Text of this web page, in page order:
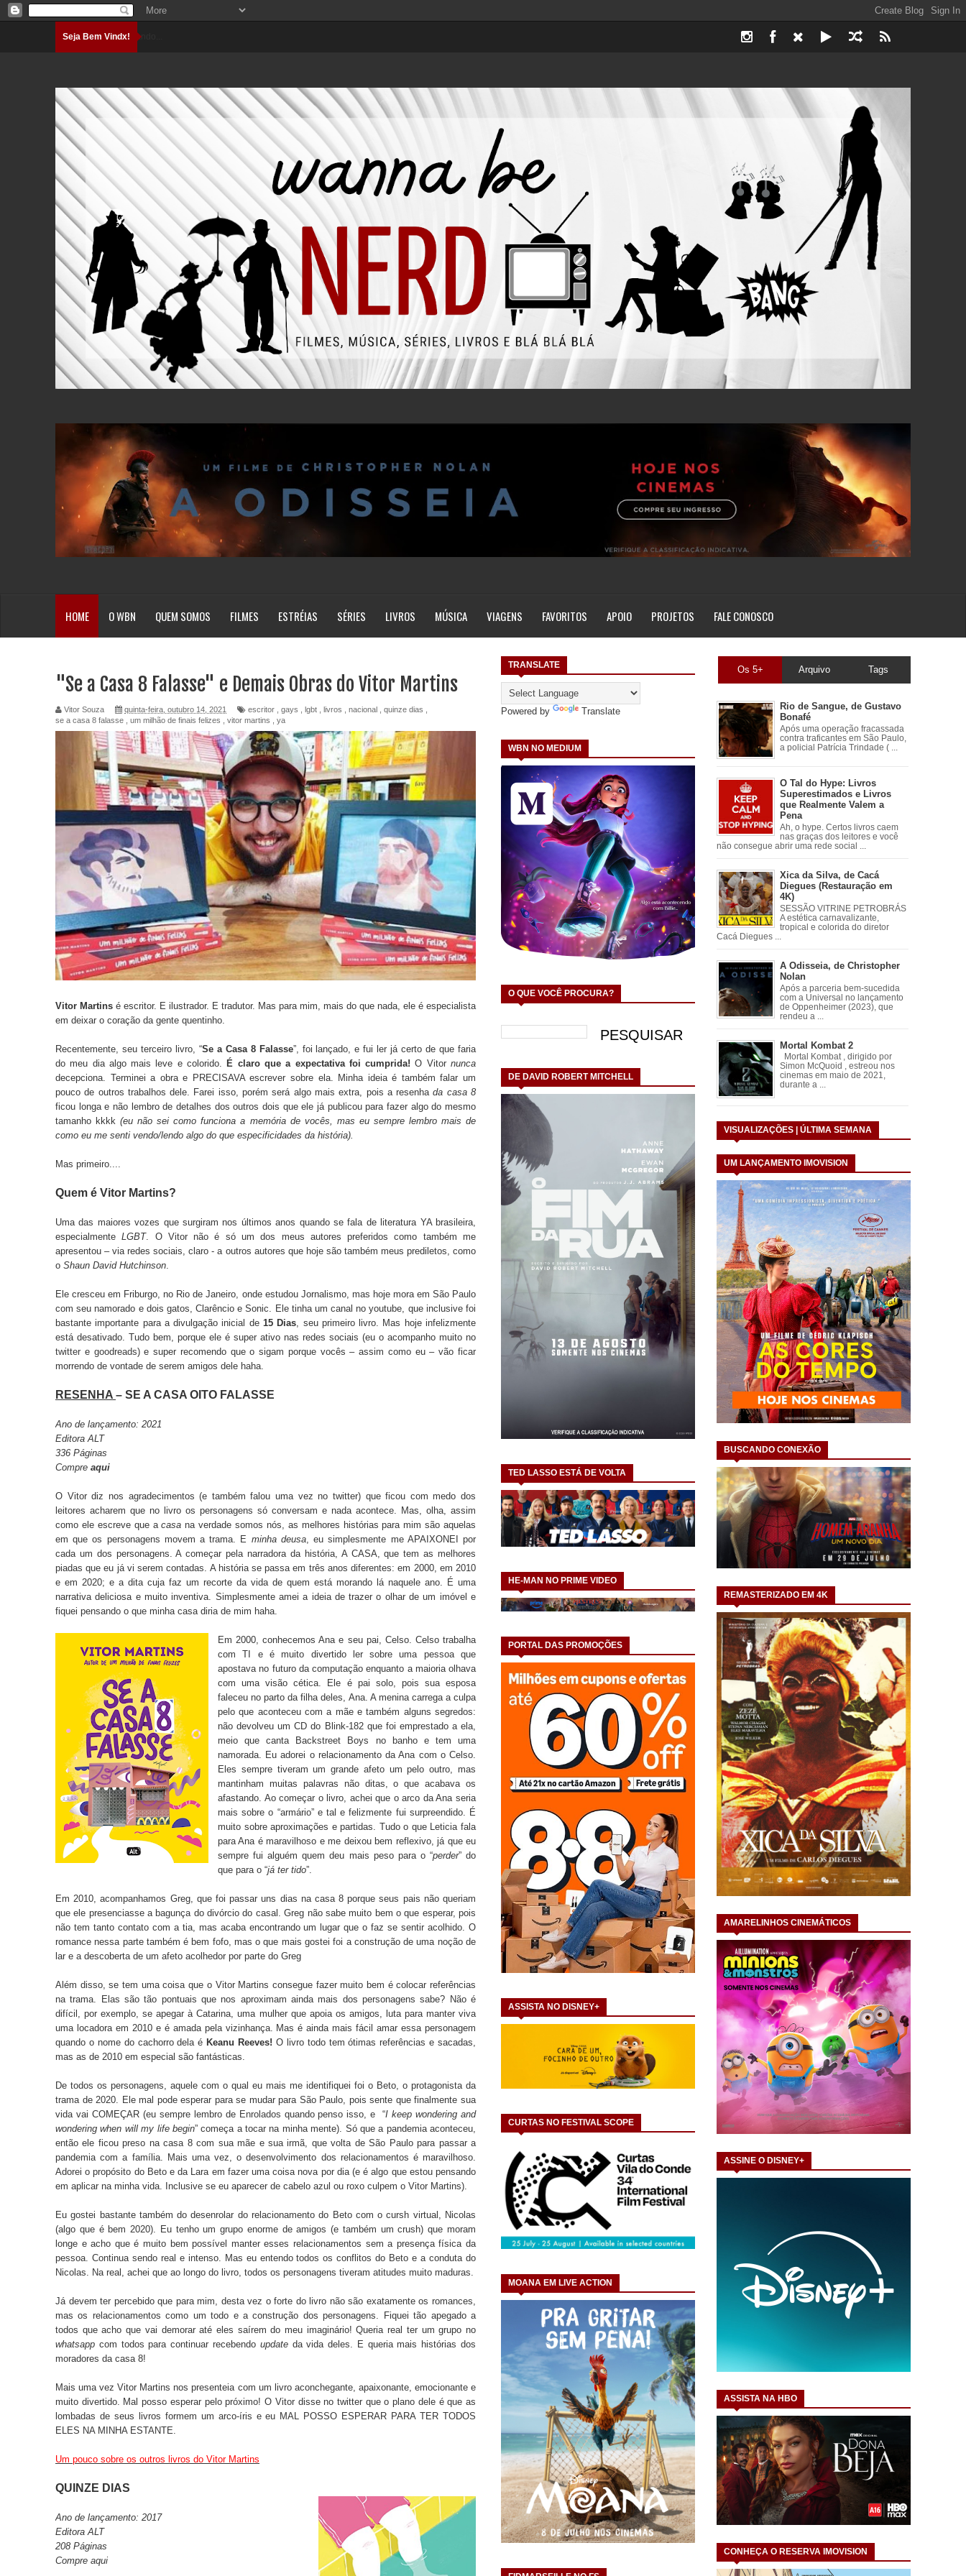
Seja Bem Vindx!Carregando...
HOME O WBN QUEM SOMOS FILMES ESTRÉIAS SÉRIES LIVROS MÚSICA VIAGENS FAVORITOS APOIO PROJETOS FALE CONOSCO
TRANSLATE
Powered by Translate
WBN NO MEDIUM
O QUE VOCÊ PROCURA?
DE DAVID ROBERT MITCHELL
TED LASSO ESTÁ DE VOLTA
HE-MAN NO PRIME VIDEO
PORTAL DAS PROMOÇÕES
ASSISTA NO DISNEY+
CURTAS NO FESTIVAL SCOPE
MOANA EM LIVE ACTION
"Se a Casa 8 Falasse" e Demais Obras do Vitor Martins
Vitor Souza quinta-feira, outubro 14, 2021 escritor , gays , lgbt , livros , nacional , quinze dias ,
se a casa 8 falasse , um milhão de finais felizes , vitor martins , ya
Vitor Martins é escritor. E ilustrador. E tradutor. Mas para mim, mais do que nada, ele é especialista
em deixar o coração da gente quentinho.
Recentemente, seu terceiro livro, “Se a Casa 8 Falasse”, foi lançado, e fui ler já certo de que faria
do meu dia algo mais leve e colorido.É claro que a expectativa foi cumprida! O Vitornunca
decepciona. Terminei a obra e PRECISAVA escrever sobre ela. Minha ideia é também falar um
pouco de outros trabalhos dele. Farei isso, porém será algo mais extra, pois a resenhada casa 8
ficou longa e não lembro de detalhes dos outros dois que ele já publicou para fazer algo do mesmo
tamanho kkkk(eu não sei como funciona a memória de vocês, mas eu sempre lembro mais de
como eu me senti vendo/lendo algo do que especificidades da história).
Mas primeiro....
Quem é Vitor Martins?
Uma das maiores vozes que surgiram nos últimos anos quando se fala de literatura YA brasileira,
especialmenteLGBT. O Vitor não é só um dos meus autores preferidos como também me
apresentou – via redes sociais, claro - a outros autores que hoje são também meus prediletos, como
o Shaun David Hutchinson
Ele cresceu em Friburgo, no Rio de Janeiro, onde estudou Jornalismo, mas hoje mora em São Paulo
com seu namorado e dois gatos, Clarêncio e Sonic. Ele tinha um canal no youtube, que inclusive foi
bastante importante para a divulgação inicial de 15 Dias , seu primeiro livro. Mas hoje infelizmente
está desativado. Tudo bem, porque ele é super ativo nas redes sociais (eu o acompanho muito no
twitter e goodreads) e super recomendo que o sigam porque vocês – assim como eu – vão ficar
morrendo de vontade de serem amigos dele haha.
RESENHA – SE A CASA OITO FALASSE
Ano de lançamento: 2021
Editora ALT
336 Páginas
Compre aqui
O Vitor diz nos agradecimentos (e também falou uma vez no twitter) que ficou com medo dos
leitores acharem que no livro os personagens só conversam e nada acontece. Mas, olha, assim
como ele escreve que acasana verdade somos nós, as melhores histórias para mim são aquelas
em que os personagens movem a trama. E minha deusa, eu simplesmente me APAIXONEI por
cada um dos personagens. A começar pela narradora da história, A CASA, que tem as melhores
piadas que eu já vi serem contadas. A história se passa em três anos diferentes: em 2000, em 2010
e em 2020; e a dita cuja faz um recorte da vida de quem está morando lá naquele ano. É uma
narrativa deliciosa e muito inventiva. Simplesmente amei a ideia de trazer o olhar de um imóvel e
fiquei pensando o que minha casa diria de mim haha.
Em 2000, conhecemos Ana e seu pai, Celso. Celso trabalha
com TI e é muito divertido ler sobre uma pessoa que
apostava no futuro da computação enquanto a maioria olhava
com uma visão cética. Ele é pai solo, pois sua esposa
faleceu no parto da filha deles, Ana. A menina carrega a culpa
pelo que aconteceu com a mãe e também alguns segredos:
não devolveu um CD do Blink-182 que foi emprestado a ela,
meio que canta Backstreet Boys no banho e tem uma
namorada. Eu adorei o relacionamento da Ana com o Celso.
Eles sempre tiveram um grande afeto um pelo outro, mas
mantinham muitas palavras não ditas, o que acabava os
afastando. Ao começar o livro, achei que o arco da Ana seria
mais sobre o “armário” e tal e felizmente fui surpreendido. É
muito sobre aproximações e partidas. Tudo o que Leticia fala
para Ana é maravilhoso e me deixou bem reflexivo, já que eu
sempre fui alguém quem deu mais peso para o “perder” do
que para o “já ter tido”.
Em 2010, acompanhamos Greg, que foi passar uns dias na casa 8 porque seus pais não queriam
que ele presenciasse a bagunça do divórcio do casal. Greg não sabe muito bem o que esperar, pois
não tem tanto contato com a tia, mas acaba encontrando um lugar que o faz se sentir acolhido. O
romance nessa parte também é bem fofo, mas o que mais gostei foi a construção de uma noção de
lar e a descoberta de um afeto acolhedor por parte do Greg
Além disso, se tem uma coisa que o Vitor Martins consegue fazer muito bem é colocar referências
na trama. Elas são tão pontuais que nos aproximam ainda mais dos personagens sabe? Não é
difícil, por exemplo, se apegar à Catarina, uma mulher que apoia os amigos, luta para manter viva
uma locadora em 2010 e é amada pela vizinhança. Mas é ainda mais fácil amar essa personagem
quando o nome do cachorro dela éKeanu Reeves! O livro todo tem ótimas referências e sacadas,
mas as de 2010 em especial são fantásticas.
De todos os personagens, aquele com o qual eu mais me identifiquei foi o Beto, o protagonista da
trama de 2020. Ele mal pode esperar para se mudar para São Paulo, pois sente que finalmente sua
vida vai COMEÇAR (eu sempre lembro de Enrolados quando penso isso, e “I keep wondering and
wondering when will my life begin” começa a tocar na minha mente). Só que a pandemia aconteceu,
então ele ficou preso na casa 8 com sua mãe e sua irmã, que volta de São Paulo para passar a
pandemia com a família. Mais uma vez, o desenvolvimento dos relacionamentos é maravilhoso.
Adorei o propósito do Beto e da Lara em fazer uma coisa nova por dia (e é algo que estou pensando
em aplicar na minha vida. Inclusive se eu aparecer de cabelo azul ou roxo culpem o Vitor Martins).
Eu gostei bastante também do desenrolar do relacionamento do Beto com o cursh virtual, Nicolas
(algo que é bem 2020). Eu tenho um grupo enorme de amigos (e também um crush) que moram
longe e acho que é muito bem possível manter esses relacionamentos sem a presença física da
pessoa. Continua sendo real e intenso. Mas eu entendo todos os conflitos do Beto e a conduta do
Nicolas. Na real, achei que ao longo do livro, todos os personagens tiveram atitudes muito maduras.
Já devem ter percebido que para mim, desta vez o forte do livro não são exatamente os romances,
mas os relacionamentos como um todo e a construção dos personagens. Fiquei tão apegado a
todos que acho que vai demorar até eles saírem do meu imaginário! Queria real ter um grupo no
whatsapp com todos para continuar recebendo update da vida deles. E queria mais histórias dos
moradores da casa 8!
Mais uma vez Vitor Martins nos presenteia com um livro aconchegante, apaixonante, emocionante e
muito divertido. Mal posso esperar pelo próximo! O Vitor disse no twitter que o plano dele é que as
lombadas de seus livros formem um arco-íris e eu MAL POSSO ESPERAR PARA TER TODOS
ELES NA MINHA ESTANTE.
Um pouco sobre os outros livros do Vitor Martins
QUINZE DIAS
Ano de lançamento: 2017
Editora ALT
208 Páginas
Compre aqui
Os 5+ Arquivo Tags
Rio de Sangue, de Gustavo
Bonafé
Após uma operação fracassada
contra traficantes em São Paulo,
a policial Patrícia Trindade ( ...
O Tal do Hype: Livros
Superestimados e Livros
que Realmente Valem a
Pena
Ah, o hype. Certos livros caem
nas graças dos leitores e você
não consegue abrir uma rede social ...
Xica da Silva, de Cacá
Diegues (Restauração em
4K)
SESSÃO VITRINE PETROBRÁS
A estética carnavalizante,
tropical e colorida do diretor
Cacá Diegues ...
A Odisseia, de Christopher
Nolan
Após a parceria bem-sucedida
com a Universal no lançamento
de Oppenheimer (2023), que
rendeu a ...
Mortal Kombat 2
Mortal Kombat , dirigido por
Simon McQuoid , estreou nos
cinemas em maio de 2021,
durante a ...
VISUALIZAÇÕES | ÚLTIMA SEMANA
UM LANÇAMENTO IMOVISION
BUSCANDO CONEXÃO
REMASTERIZADO EM 4K
AMARELINHOS CINEMÁTICOS
ASSINE O DISNEY+
ASSISTA NA HBO
CONHEÇA O RESERVA IMOVISION